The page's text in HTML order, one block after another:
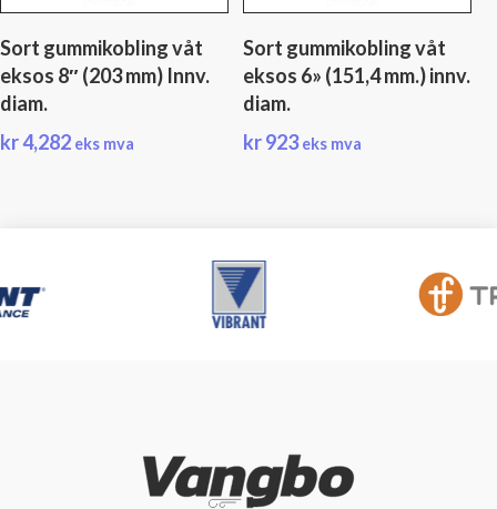
Sort gummikobling våt
eksos 8″ (203 mm) Innv.
diam.
kr4,282 eks mva
Sort gummikobling våt
eksos 6» (151,4 mm.) innv.
diam.
kr923 eks mva